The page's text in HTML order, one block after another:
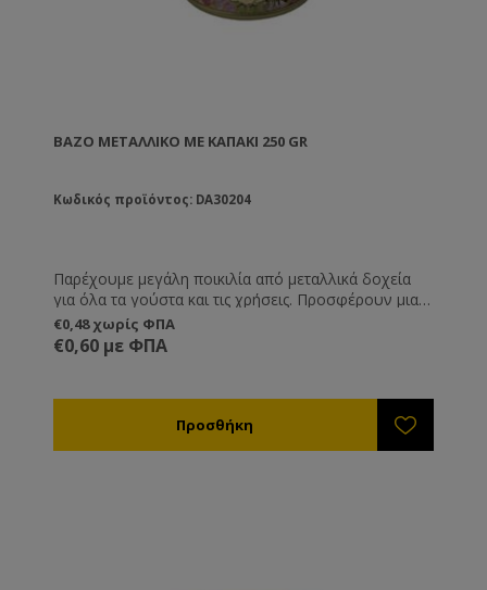
ΒΆΖΟ ΜΕΤΑΛΛΙΚΌ ΜΕ ΚΑΠΆΚΙ 250 GR
Κωδικός προϊόντος: DA30204
Παρέχουμε μεγάλη ποικιλία από μεταλλικά δοχεία
για όλα τα γούστα και τις χρήσεις. Προσφέρουν μια
διαφορετική και καλόγουστη παρουσίαση του
προϊόντος σας και είναι ιδανική λύση όταν θέλετε να
μεταφέρετε ή να στείλετε το μέλι, καθώς δεν
€0,48 χωρίς ΦΠΑ
€0,60 με ΦΠΑ